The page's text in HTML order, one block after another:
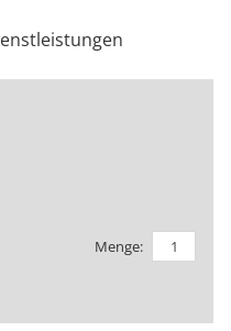
Menge: